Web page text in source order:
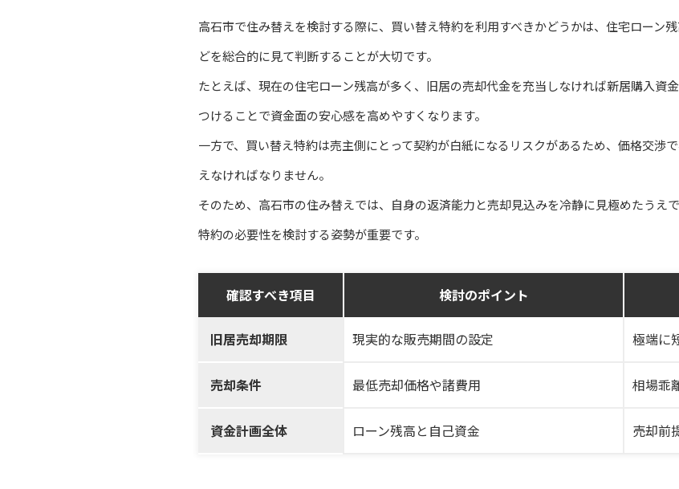
高石市で住み替えを検討する際に、買い替え特約を利用すべきかどうかは、住宅ローン
どを総合的に見て判断することが大切です。
たとえば、現在の住宅ローン残高が多く、旧居の売却代金を充当しなければ新居購入資
つけることで資金面の安心感を高めやすくなります。
一方で、買い替え特約は売主側にとって契約が白紙になるリスクがあるため、価格交渉
えなければなりません。
そのため、高石市の住み替えでは、自身の返済能力と売却見込みを冷静に見極めたうえ
特約の必要性を検討する姿勢が重要です。
確認すべき項目 検討のポイント
旧居売却期限 現実的な販売期間の設定 極端に
売却条件 最低売却価格や諸費用 相場乖
資金計画全体 ローン残高と自己資金 売却前